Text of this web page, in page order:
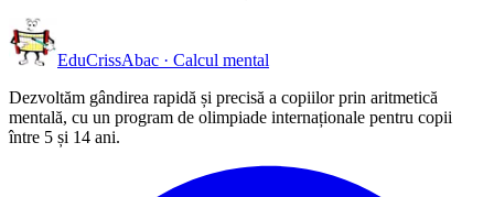
EduCrissAbac · Calcul mental
Dezvoltăm gândirea rapidă și precisă a copiilor prin aritmetică
mentală, cu un program de olimpiade internaționale pentru copii
între 5 și 14 ani.